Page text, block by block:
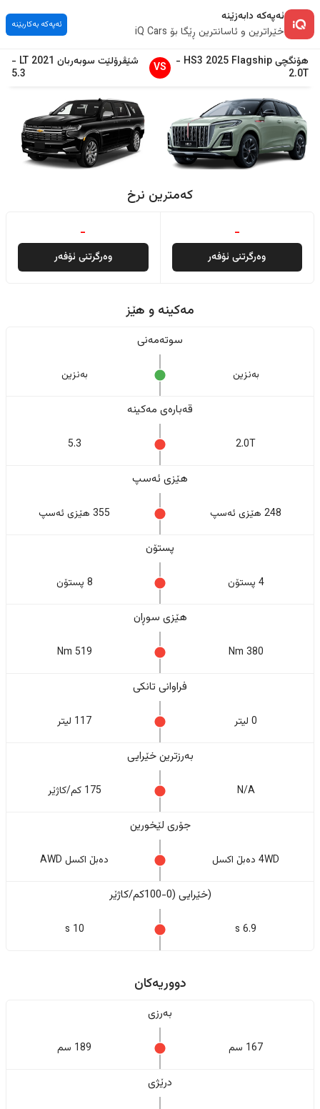
ئەپەکە دابەزێنە
خێراترین و ئاسانترین ڕێگا بۆ iQ Cars
ئەپەکە بەکاربێنە
هۆنگچی HS3 2025 Flagship
-
2.0T
VS شێڤرۆلێت سوبەربان 2021
LT
-
5.3
کەمترین نرخ
-
وەرگرتنی ئۆفەر
-
وەرگرتنی ئۆفەر
مەکینە و هێز
سوتەمەنی
بەنزین بەنزین
قەبارەی مەکینە
2.0T
5.3
هێزی ئەسپ
248 هێزی ئەسپ 355 هێزی ئەسپ
پستۆن
4 پستۆن 8 پستۆن
هێزی سوڕان
380 Nm
519 Nm
فراوانی تانکی
0 لیتر 117 لیتر
بەرزترین خێرایی
N/A 175 کم/کاژێر
جۆری لێخورین
4WD دەبڵ اکسل دەبڵ اکسل AWD
(خێرایی (0-100کم/کاژێر
6.9 s
10 s
دووریەکان
بەرزی
167 سم 189 سم
درێژی